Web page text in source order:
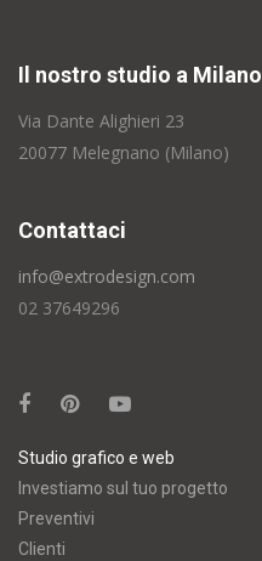
Il nostro studio a Milano
Via Dante Alighieri 23
20077 Melegnano (Milano)
Contattaci
info@extrodesign.com
02 37649296
Studio grafico e web
Investiamo sul tuo progetto
Preventivi
Clienti